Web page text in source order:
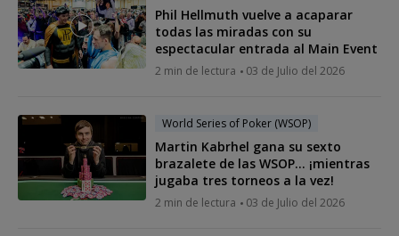
Phil Hellmuth vuelve a acaparar
todas las miradas con su
espectacular entrada al Main Event
2 min de lectura 03 de Julio del 2026
World Series of Poker (WSOP)
Martin Kabrhel gana su sexto
brazalete de las WSOP... ¡mientras
jugaba tres torneos a la vez!
2 min de lectura 03 de Julio del 2026